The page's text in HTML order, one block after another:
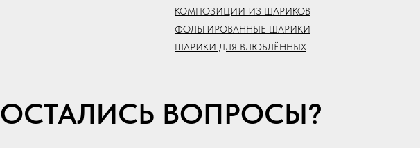
КОМПОЗИЦИИ ИЗ ШАРИКОВ
ФОЛЬГИРОВАННЫЕ ШАРИКИ
ШАРИКИ ДЛЯ ВЛЮБЛЁННЫХ
ОСТАЛИСЬ ВОПРОСЫ?